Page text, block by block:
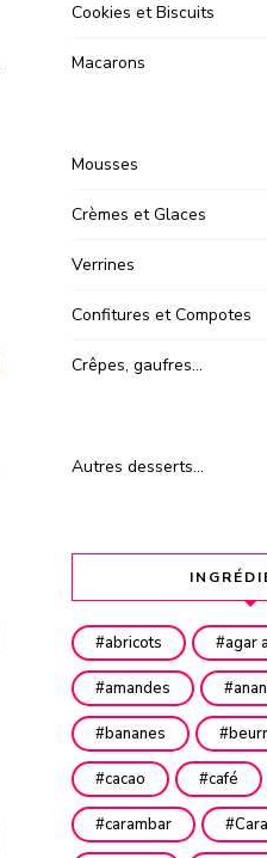
Cookies et Biscuits
Macarons
Mousses
Crèmes et Glaces
Verrines
Confitures et Compotes
Crêpes, gaufres…
Autres desserts…
abricots agar
amandes
bananes
cacao café
carambar